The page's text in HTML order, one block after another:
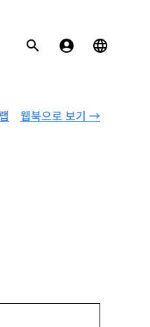
웹북으로 보기 →